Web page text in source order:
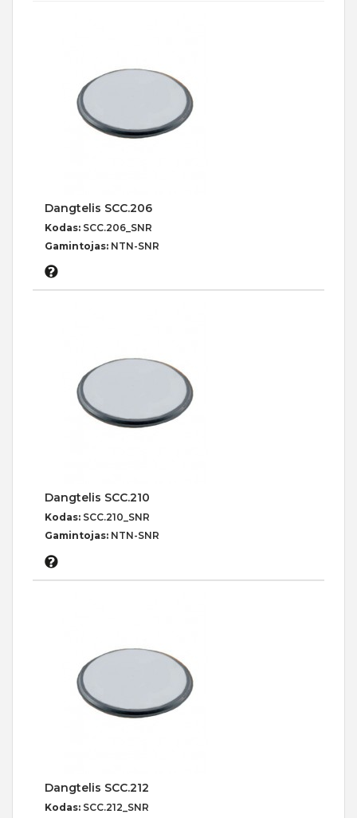
Dangtelis SCC.206
Kodas: SCC.206_SNR
Gamintojas: NTN-SNR
Dangtelis SCC.210
Kodas: SCC.210_SNR
Gamintojas: NTN-SNR
Dangtelis SCC.212
Kodas: SCC.212_SNR